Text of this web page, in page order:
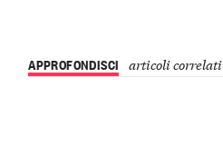
APPROFONDISCI articoli correlati